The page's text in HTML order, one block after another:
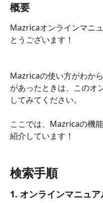
概要
Mazricaオンラインマニ
とうございます！
Mazricaの使い方がわか
があったときは、このオ
してみてください。
ここでは、Mazricaの機能
紹介しています！
検索手順
1. オンラインマニュア